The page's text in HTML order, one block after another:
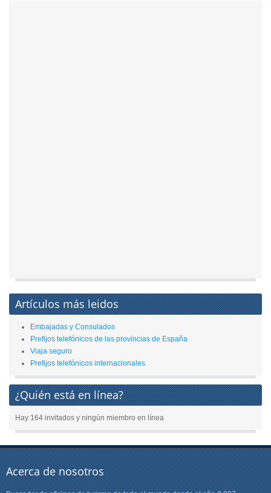
Artículos más leidos
Embajadas y Consulados
Prefijos telefónicos de las provincias de España
Viaja seguro
Prefijos telefónicos internacionales
¿Quién está en línea?
Hay 164 invitados y ningún miembro en línea
Acerca de nosotros